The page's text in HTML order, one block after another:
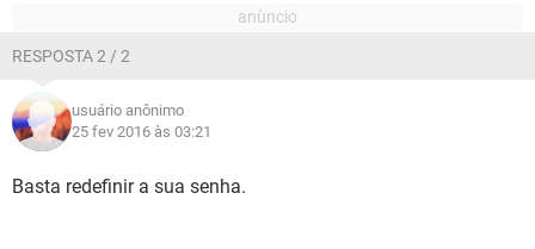
RESPOSTA 2 / 2
usuário anônimo
25 fev 2016 às 03:21
Basta redefinir a sua senha.